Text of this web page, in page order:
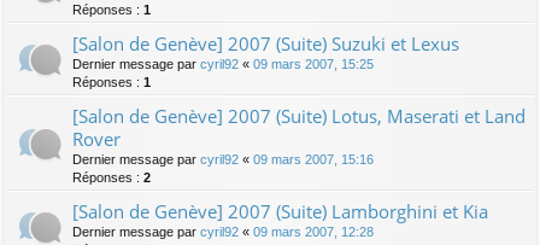
Réponses : 1
[Salon de Genève] 2007 (Suite) Suzuki et Lexus
Dernier message par cyril92 « 09 mars 2007, 15:25
Réponses : 1
[Salon de Genève] 2007 (Suite) Lotus, Maserati et Land
Rover
Dernier message par cyril92 « 09 mars 2007, 15:16
Réponses : 2
[Salon de Genève] 2007 (Suite) Lamborghini et Kia
Dernier message par cyril92 « 09 mars 2007, 12:28